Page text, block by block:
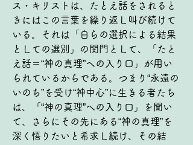
ス・キリストは、たとえ話をされると
きにはこの言葉を繰り返し叫び続けて
いる。それは「自らの選択による結果
としての選別」の関門として、「たと
え話＝“神の真理”への入り口」が用い
られているからである。つまり“永遠の
いのち”を受け“神中心”に生きる者たち
は、「“神の真理”への入り口」を聞い
て、さらにその先にある“神の真理”を
深く悟りたいと希求し続け、その結